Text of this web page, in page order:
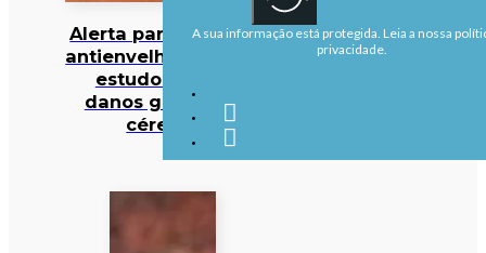
Alerta para cocktail
antienvelhecimento:
estudo deteta
danos graves no
cérebro
A sua informação está protegida. Leia a nossa
privacidade.